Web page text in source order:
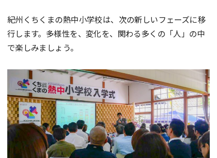
紀州くちくまの熱中小学校は、次の新しいフェーズに移
行します。多様性を、変化を、関わる多くの「人」の中
で楽しみましょう。